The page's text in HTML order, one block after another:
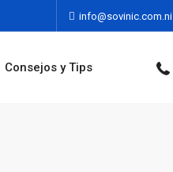
info@sovinic.com.ni
Consejos y Tips